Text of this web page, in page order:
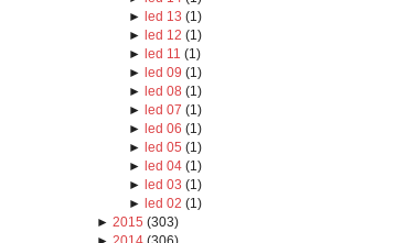
► led 13 (1)
► led 12 (1)
► led 11 (1)
► led 09 (1)
► led 08 (1)
► led 07 (1)
► led 06 (1)
► led 05 (1)
► led 04(1)
► led 03 (1)
► led 02 (1)
► 2015 (303)